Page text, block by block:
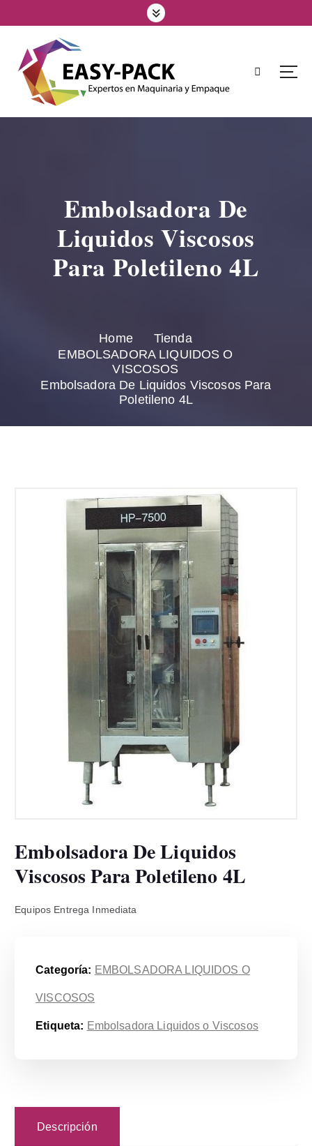
Embolsadora De
Liquidos Viscosos
Para Poletileno 4L
Home
Tienda
EMBOLSADORA LIQUIDOS O
VISCOSOS
Embolsadora De Liquidos Viscosos Para
Poletileno 4L
Embolsadora De Liquidos
Viscosos Para Poletileno 4L
Equipos Entrega Inmediata
Categoría: EMBOLSADORA LIQUIDOS O
VISCOSOS
Etiqueta: Embolsadora Liquidos o Viscosos
Descripción